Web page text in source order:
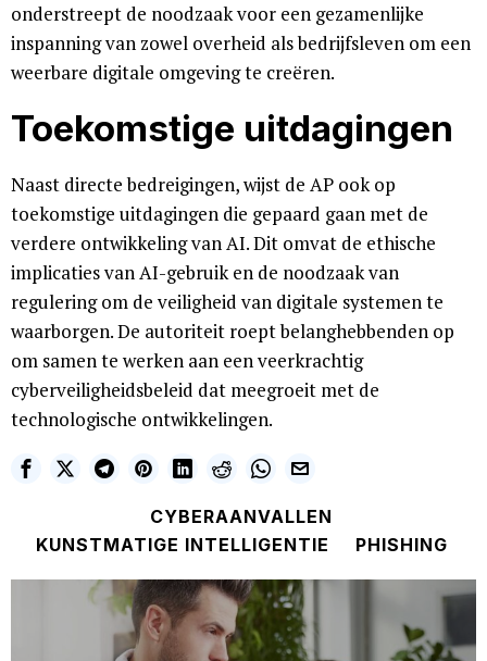
onderstreept de noodzaak voor een gezamenlijke
inspanning van zowel overheid als bedrijfsleven om een
weerbare digitale omgeving te creëren.
Toekomstige uitdagingen
Naast directe bedreigingen, wijst de AP ook op
toekomstige uitdagingen die gepaard gaan met de
verdere ontwikkeling van AI. Dit omvat de ethische
implicaties van AI-gebruik en de noodzaak van
regulering om de veiligheid van digitale systemen te
waarborgen. De autoriteit roept belanghebbenden op
om samen te werken aan een veerkrachtig
cyberveiligheidsbeleid dat meegroeit met de
technologische ontwikkelingen.
CYBERAANVALLEN
KUNSTMATIGE INTELLIGENTIE
PHISHING